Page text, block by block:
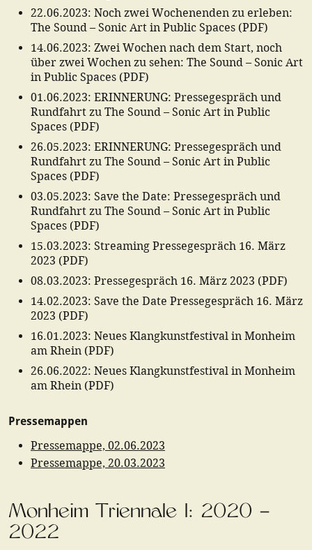
22.06.2023: Noch zwei Wochenenden zu erleben:
The Sound – Sonic Art in Public Spaces (PDF)
14.06.2023: Zwei Wochen nach dem Start, noch
über zwei Wochen zu sehen: The Sound – Sonic Art
in Public Spaces (PDF)
01.06.2023: ERINNERUNG: Pressegespräch und
Rundfahrt zu The Sound – Sonic Art in Public
Spaces (PDF)
26.05.2023: ERINNERUNG: Pressegespräch und
Rundfahrt zu The Sound – Sonic Art in Public
Spaces (PDF)
03.05.2023: Save the Date: Pressegespräch und
Rundfahrt zu The Sound – Sonic Art in Public
Spaces (PDF)
15.03.2023: Streaming Pressegespräch 16. März
2023 (PDF)
08.03.2023: Pressegespräch 16. März 2023 (PDF)
14.02.2023: Save the Date Pressegespräch 16. März
2023 (PDF)
16.01.2023: Neues Klangkunstfestival in Monheim
am Rhein (PDF)
26.06.2022: Neues Klangkunstfestival in Monheim
am Rhein (PDF)
Pressemappen
Pressemappe, 02.06.2023
Pressemappe, 20.03.2023
Monheim Triennale I: 2020 –
2022